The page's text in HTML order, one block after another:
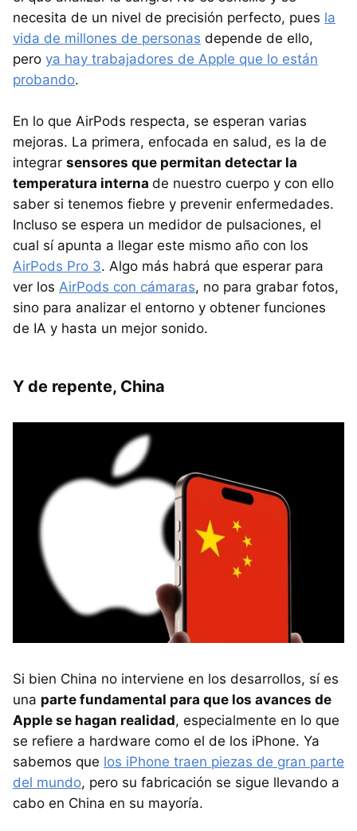
necesita de un nivel de precisión perfecto, pues la
vida de millones de personas depende de ello,
pero ya hay trabajadores de Apple que lo están
probando.
En lo que AirPods respecta, se esperan varias
mejoras. La primera, enfocada en salud, es la de
integrar sensores que permitan detectar la
temperatura interna de nuestro cuerpo y con ello
saber si tenemos fiebre y prevenir enfermedades.
Incluso se espera un medidor de pulsaciones, el
cual sí apunta a llegar este mismo año con los
AirPods Pro 3. Algo más habrá que esperar para
ver los AirPods con cámaras, no para grabar fotos,
sino para analizar el entorno y obtener funciones
de IA y hasta un mejor sonido.
Y de repente, China
Si bien China no interviene en los desarrollos, sí es
una parte fundamental para que los avances de
Apple se hagan realidad, especialmente en lo que
se refiere a hardware como el de los iPhone. Ya
sabemos que los iPhone traen piezas de gran parte
del mundo, pero su fabricación se sigue llevando a
cabo en China en su mayoría.